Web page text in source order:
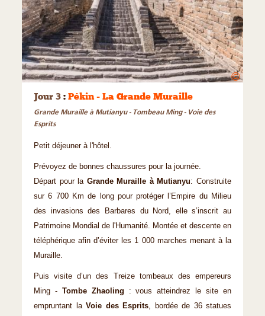
©
Jour 3 : Pékin - La Grande Muraille
Grande Muraille à Mutianyu - Tombeau Ming - Voie des
Esprits
Petit déjeuner à l'hôtel.
Prévoyez de bonnes chaussures pour la journée.
Départ pour la Grande Muraille à Mutianyu: Construite
sur 6 700 Km de long pour protéger l’Empire du Milieu
des invasions des Barbares du Nord, elle s’inscrit au
Patrimoine Mondial de l'Humanité. Montée et descente en
téléphérique afin d’éviter les 1 000 marches menant à la
Muraille.
Puis visite d’un des Treize tombeaux des empereurs
Ming - Tombe Zhaoling : vous atteindrez le site en
empruntant laVoie des Esprits, bordée de 36 statues